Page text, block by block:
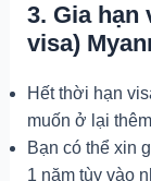
3. Gia hạn
visa)
Hết thời hạn
muốn ở lại
Bạn có thể xin
1 năm tùy vào